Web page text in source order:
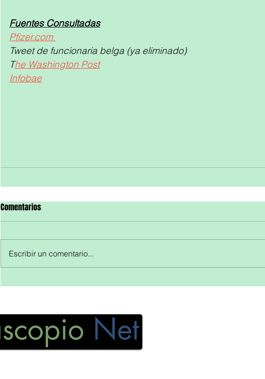
Fuentes Consultadas
Pfizer.com
Tweet de funcionaria belga (ya eliminado)
The Washington Post
Infobae
Comentarios
Escribir un comentario...